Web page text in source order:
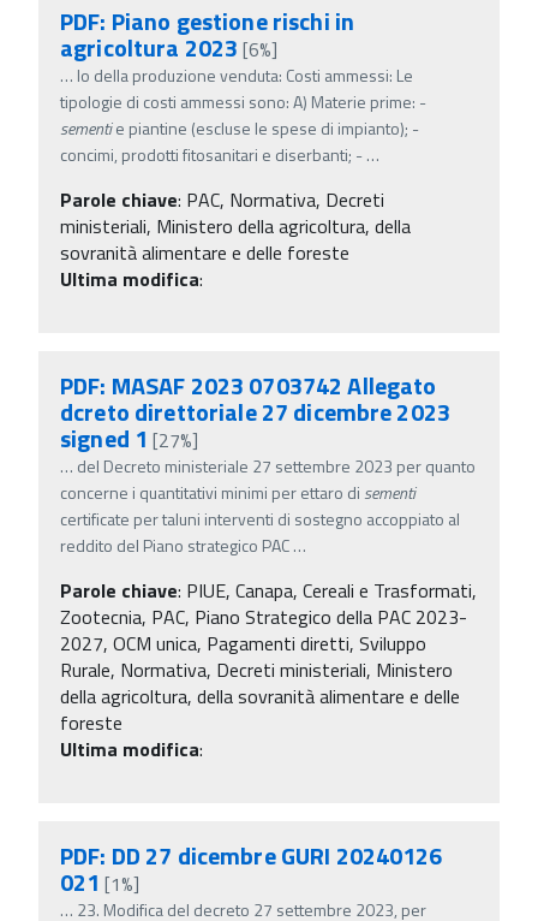
PDF: Piano gestione rischi in
agricoltura 2023 [6%]
… lo della produzione venduta: Costi ammessi: Le
tipologie di costi ammessi sono: A) Materie prime: -
sementie piantine (escluse le spese di impianto); -
concimi, prodotti fitosanitari e diserbanti; -…
Parole chiave: PAC, Normativa, Decreti
ministeriali, Ministero della agricoltura, della
sovranità alimentare e delle foreste
Ultima modifica:
PDF: MASAF 2023 0703742 Allegato
dcreto direttoriale 27 dicembre 2023
signed 1[27%]
… del Decreto ministeriale 27 settembre 2023 per quanto
concerne i quantitativi minimi per ettaro di sementi
certificate per taluni interventi di sostegno accoppiato al
reddito del Piano strategico PAC…
Parole chiave: PIUE, Canapa, Cereali e Trasformati,
Zootecnia, PAC, Piano Strategico della PAC 2023-
2027, OCM unica, Pagamenti diretti, Sviluppo
Rurale, Normativa, Decreti ministeriali, Ministero
della agricoltura, della sovranità alimentare e delle
foreste
Ultima modifica:
PDF: DD 27 dicembre GURI 20240126
021 [1%]
… 23. Modifica del decreto 27 settembre 2023, per